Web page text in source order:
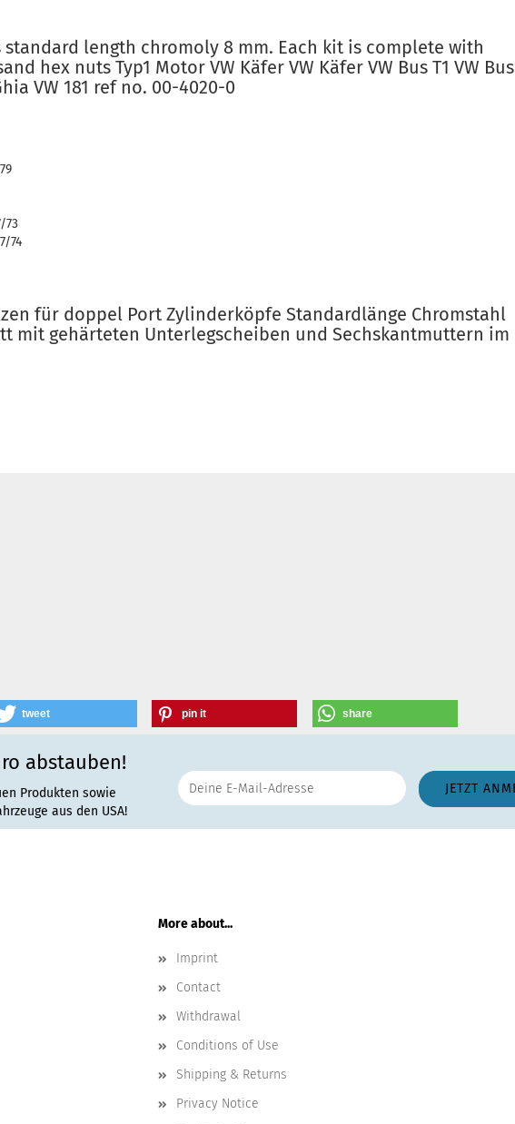
length chromoly 8 mm. Each kit is complete with
hex nuts Typ1 Motor VW Käfer VW Käfer VW Bus T1 VW Bus
VW 181 ref no. 00-4020-0
73
74
für doppel Port Zylinderköpfe Standardlänge Chromstahl
mit gehärteten Unterlegscheiben und Sechskantmuttern im
tweet pin it share
abstauben!
Produkten sowie
aus den USA!
More about...
Imprint
Contact
Withdrawal
Conditions of Use
Shipping & Returns
Privacy Notice